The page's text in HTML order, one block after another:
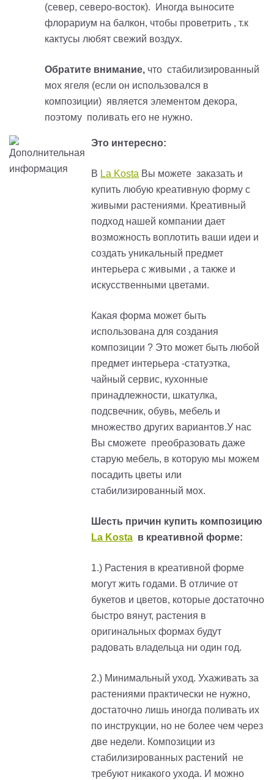
(север, северо-восток). Иногда выносите
флорариум на балкон, чтобы проветрить , т.к
кактусы любят свежий воздух.
Обратите внимание, что стабилизированный
мох ягеля (если он использовался в
композиции) является элементом декора,
поэтому поливать его не нужно.
Это интересно:
В La Kosta Вы можете заказать и
купить любую креативную форму с
живыми растениями. Креативный
подход нашей компании дает
возможность воплотить ваши идеи и
создать уникальный предмет
интерьера с живыми , а также и
искусственными цветами.
Какая форма может быть
использована для создания
композиции ? Это может быть любой
предмет интерьера -статуэтка,
чайный сервис, кухонные
принадлежности, шкатулка,
подсвечник, обувь, мебель и
множество других вариантов.У нас
Вы сможете преобразовать даже
старую мебель, в которую мы можем
посадить цветы или
стабилизированный мох.
Шесть причин купить композицию
La Kosta в креативной форме:
1.) Растения в креативной форме
могут жить годами. В отличие от
букетов и цветов, которые достаточно
быстро вянут, растения в
оригинальных формах будут
радовать владельца ни один год.
2.) Минимальный уход. Ухаживать за
растениями практически не нужно,
достаточно лишь иногда поливать их
по инструкции, но не более чем через
две недели. Композиции из
стабилизированных растений не
требуют никакого ухода. И можно